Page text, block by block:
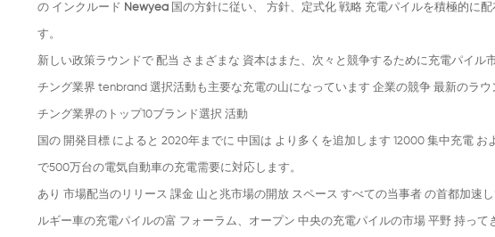
の インクルード Newyea 国の方針に従い、 方針、定式化 戦略 充電パイルを積極的に
す。
新しい政策ラウンドで 配当 さまざまな 資本はまた、次々と競争するために充電パイ
チング業界 tenbrand 選択活動も主要な充電の山になっています 企業の競争 最新のラ
チング業界のトップ10ブランド選択 活動
国の 開発目標 によると 2020年までに 中国は より多くを追加します 12000 集中充電
で500万台の電気自動車の充電需要に対応します。
あり 市場配当のリリース 課金 山と兆市場の開放 スペース すべての当事者 の首都加速
ルギー車の充電パイルの富 フォーラム、オープン 中央の充電パイルの市場 平野 持っ